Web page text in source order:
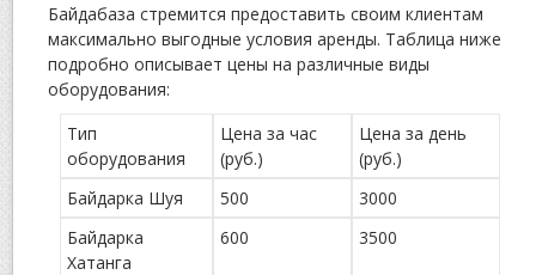
Байдабаза стремится предоставить своим клиентам
максимально выгодные условия аренды. Таблица ниже
подробно описывает цены на различные виды
оборудования:
Тип
оборудования
Цена за час
(руб.)
Цена за день
(руб.)
Байдарка Шуя
500
3000
Байдарка
Хатанга
600 3500